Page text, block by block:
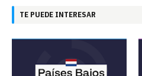
TE PUEDE INTERESAR